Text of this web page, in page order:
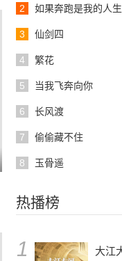
2 如果奔跑是我的人生
3 仙剑四
4 繁花
5 当我飞奔向你
6 长风渡
7 偷偷藏不住
8 玉骨遥
热播榜
1